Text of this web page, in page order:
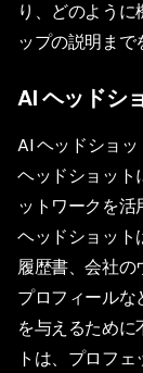
り、どのよう
ップの説明まで
AI ヘッドシ
AI ヘッドショ
ヘッドショット
ットワークを活
ヘッドショット
履歴書、会社
プロフィール
を与えるため
トは、プロフ